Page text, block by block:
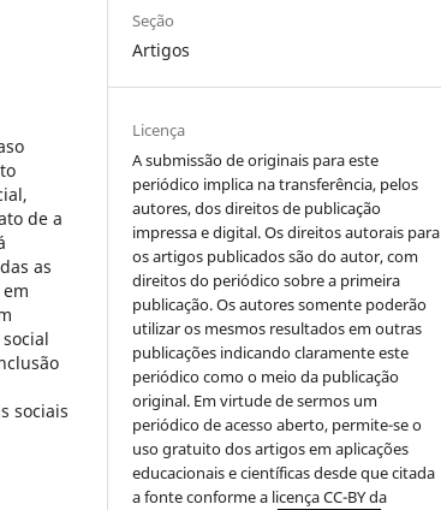
de a
as
sociais
Seção
Artigos
Licença
A submissão de originais para este
periódico implica na transferência, pelos
autores, dos direitos de publicação
impressa e digital. Os direitos autorais para
os artigos publicados são do autor, com
direitos do periódico sobre a primeira
publicação. Os autores somente poderão
utilizar os mesmos resultados em outras
publicações indicando claramente este
periódico como o meio da publicação
original. Em virtude de sermos um
periódico de acesso aberto, permite-se o
uso gratuito dos artigos em aplicações
educacionais e científicas desde que citada
a fonte conforme a licença CC-BY da